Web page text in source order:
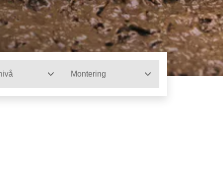
Montering